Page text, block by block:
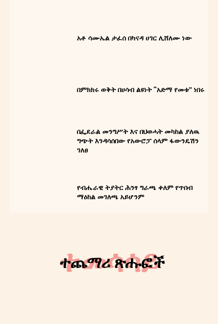
አቶ ሳሙኤል ታፈሰ በካናዳ ሀገር ሊሸለሙ ነው
በምክክሩ ወቅት በሀሳብ ልዩነት “አድማ የመቱ” ነበሩ
በፌደራል መንግሥት እና በህወሓት መካከል ያለዉ
ግጭት እንዳሳሰበው የአውሮፓ ሰላም ፋውንዴሽን
ገለፀ
የብሔራዊ ትያትር ሕንፃ ግራጫ ቀለም የጥበብ
ማዕከል መገለጫ አይሆንም
ተጨማሪ ጽሑፎች
ተመሳሳይ